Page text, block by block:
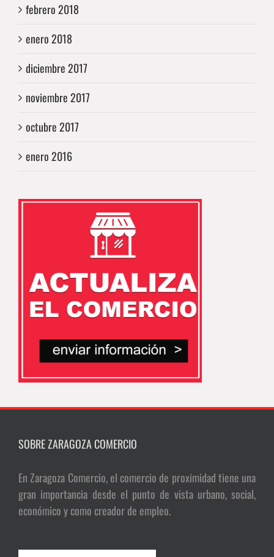
febrero 2018
enero 2018
diciembre 2017
noviembre 2017
octubre 2017
enero 2016
SOBRE ZARAGOZA COMERCIO
En Zaragoza Comercio, el comercio de proximidad tiene una
gran importancia desde el punto de vista urbano, social,
económico y como creador de empleo.